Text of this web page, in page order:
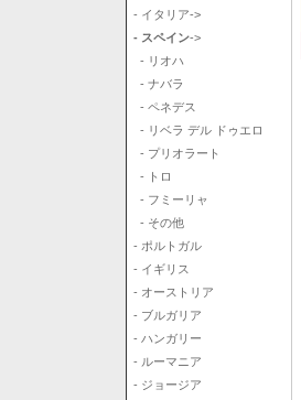
- イタリア->
- スペイン->
- リオハ
- ナバラ
- ペネデス
- リベラ デル ドゥエロ
- プリオラート
- トロ
- フミーリャ
- その他
- ポルトガル
- イギリス
- オーストリア
- ブルガリア
- ハンガリー
- ルーマニア
- ジョージア